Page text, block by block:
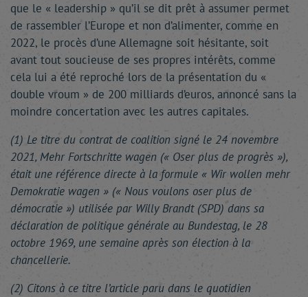
que le « leadership » qu’il se dit prêt à assumer permet
de rassembler l’Europe et non d’alimenter, comme en
2022, le procès d’une Allemagne soit hésitante, soit
avant tout soucieuse de ses propres intérêts, comme
cela lui a été reproché lors de la présentation du «
double vroum » de 200 milliards d’euros, annoncé sans la
moindre concertation avec les autres capitales.
(1) Le titre du contrat de coalition signé le 24 novembre
2021, Mehr Fortschritte wagen (« Oser plus de progrès »),
était une référence directe à la formule « Wir wollen mehr
Demokratie wagen » (« Nous voulons oser plus de
démocratie ») utilisée par Willy Brandt (SPD) dans sa
déclaration de politique générale au Bundestag, le 28
octobre 1969, une semaine après son élection à la
chancellerie.
(2) Citons à ce titre l’article paru dans le quotidien